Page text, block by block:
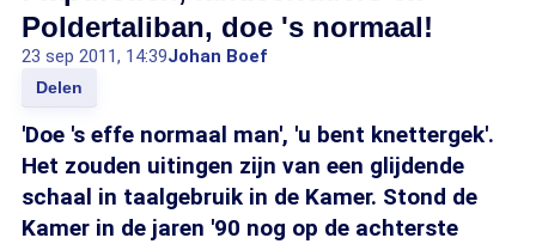
Poldertaliban, doe 's normaal!
23 sep 2011, 14:39Johan Boef
Delen
'Doe 's effe normaal man', 'u bent knettergek'.
Het zouden uitingen zijn van een glijdende
schaal in taalgebruik in de Kamer. Stond de
Kamer in de jaren '90 nog op de achterste